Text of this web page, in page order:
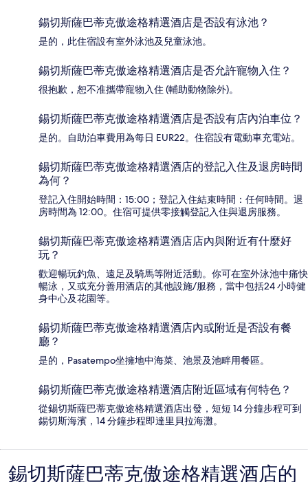
錫切斯薩巴蒂克傲途格精選酒店是否設有泳池？
是的，此住宿設有室外泳池及兒童泳池。
錫切斯薩巴蒂克傲途格精選酒店是否允許寵物入住？
很抱歉，恕不准攜帶寵物入住 (輔助動物除外)。
錫切斯薩巴蒂克傲途格精選酒店是否設有店內泊車位？
是的。自助泊車費用為每日 EUR22。住宿設有電動車充電站。
錫切斯薩巴蒂克傲途格精選酒店的登記入住及退房時間
為何？
登記入住開始時間：15:00；登記入住結束時間：任何時間。退
房時間為 12:00。住宿可提供零接觸登記入住與退房服務。
錫切斯薩巴蒂克傲途格精選酒店店內與附近有什麼好
玩？
歡迎暢玩釣魚、遠足及騎馬等附近活動。你可在室外泳池中痛快
暢泳，又或充分善用酒店的其他設施/服務，當中包括24 小時健
身中心及花園等。
錫切斯薩巴蒂克傲途格精選酒店內或附近是否設有餐
廳？
是的，Pasatempo坐擁地中海菜、池景及池畔用餐區。
錫切斯薩巴蒂克傲途格精選酒店附近區域有何特色？
從錫切斯薩巴蒂克傲途格精選酒店出發，短短 14 分鐘步程可到
錫切斯海濱，14 分鐘步程即達里貝拉海灘。
評
錫切斯薩巴蒂克傲途格精選酒店的